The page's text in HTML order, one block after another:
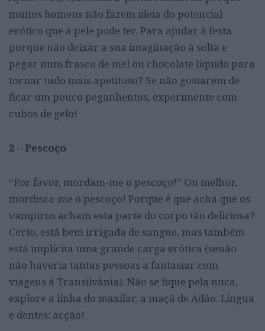
muitos homens não fazem ideia do potencial
erótico que a pele pode ter. Para ajudar à festa
porque não deixar a sua imaginação à solta e
pegar num frasco de mel ou chocolate líquido para
tornar tudo mais apetitoso? Se não gostarem de
ficar um pouco peganhentos, experimente com
cubos de gelo!
2 – Pescoço
“Por favor, mordam-me o pescoço!” Ou melhor,
mordisca-me o pescoço! Porque é que acha que os
vampiros acham esta parte do corpo tão deliciosa?
Certo, está bem irrigada de sangue, mas também
está implícita uma grande carga erótica (senão
não haveria tantas pessoas a fantasiar com
viagens à Transilvânia). Não se fique pela nuca,
explore a linha do maxilar, a maçã de Adão. Língua
e dentes: acção!